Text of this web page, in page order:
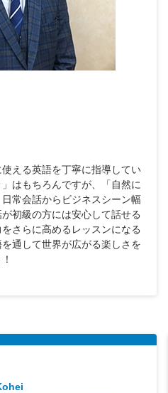
える英語を丁寧に指導してい
はもちろんですが、「自然に
常会話からビジネスシーン幅
初級の方には安心して話せる
さらに高めるレッスンになる
通して世界が広がる楽しさを